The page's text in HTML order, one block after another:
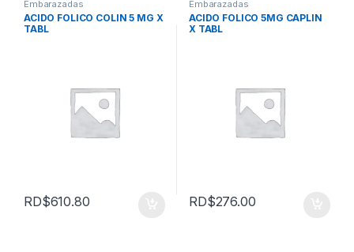
Embarazadas
ACIDO FOLICO COLIN 5 MG X
TABL
RD$610.80
Embarazadas
ACIDO FOLICO 5MG CAPLIN
X TABL
RD$276.00